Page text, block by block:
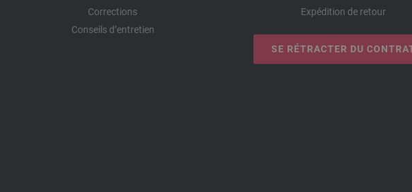
Corrections
Conseils d’entretien
Expédition de retour
SE RÉTRACTER DU